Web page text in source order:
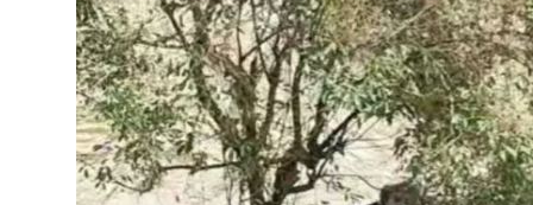
Gulf News
Loksabha Election 2024
Technology